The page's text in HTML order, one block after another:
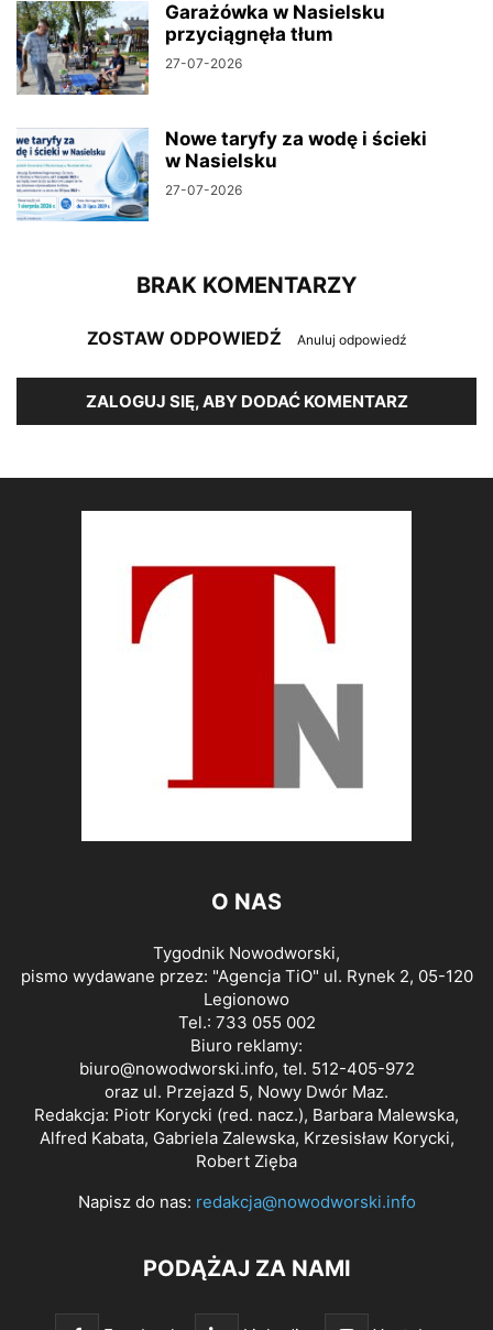
Garażówka w Nasielsku
przyciągnęła tłum
27-07-2026
Nowe taryfy za wodę i ścieki
w Nasielsku
27-07-2026
BRAK KOMENTARZY
ZOSTAW ODPOWIEDŹ Anuluj odpowiedź
ZALOGUJ SIĘ, ABY DODAĆ KOMENTARZ
O NAS
Tygodnik Nowodworski,
pismo wydawane przez: "Agencja TiO" ul. Rynek 2, 05-120
Legionowo
Tel.: 733 055 002
Biuro reklamy:
biuro@nowodworski.info, tel. 512-405-972
oraz ul. Przejazd 5, Nowy Dwór Maz.
Redakcja: Piotr Korycki (red. nacz.), Barbara Malewska,
Alfred Kabata, Gabriela Zalewska, Krzesisław Korycki,
Robert Zięba
Napisz do nas: redakcja@nowodworski.info
PODĄŻAJ ZA NAMI